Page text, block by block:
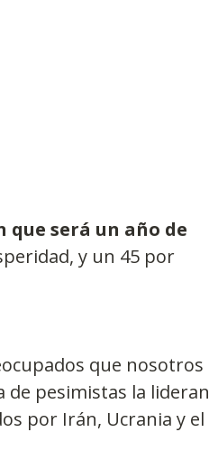
que será un año de
y un 45 por
que nosotros
de pesimistas la lideran
por Irán, Ucrania y el